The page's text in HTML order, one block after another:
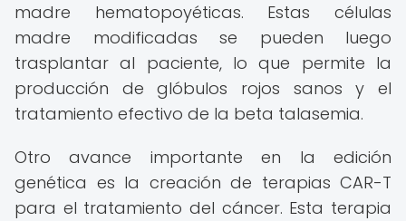
madre hematopoyéticas. Estas células
madre modificadas se pueden luego
trasplantar al paciente, lo que permite la
producción de glóbulos rojos sanos y el
tratamiento efectivo de la beta talasemia.
Otro avance importante en la edición
genética es la creación de terapias CAR-T
para el tratamiento del cáncer. Esta terapia